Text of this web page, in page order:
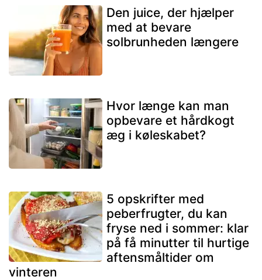
Den juice, der hjælper
med at bevare
solbrunheden længere
Hvor længe kan man
opbevare et hårdkogt
æg i køleskabet?
5 opskrifter med
peberfrugter, du kan
fryse ned i sommer: klar
på få minutter til hurtige
aftensmåltider om
vinteren